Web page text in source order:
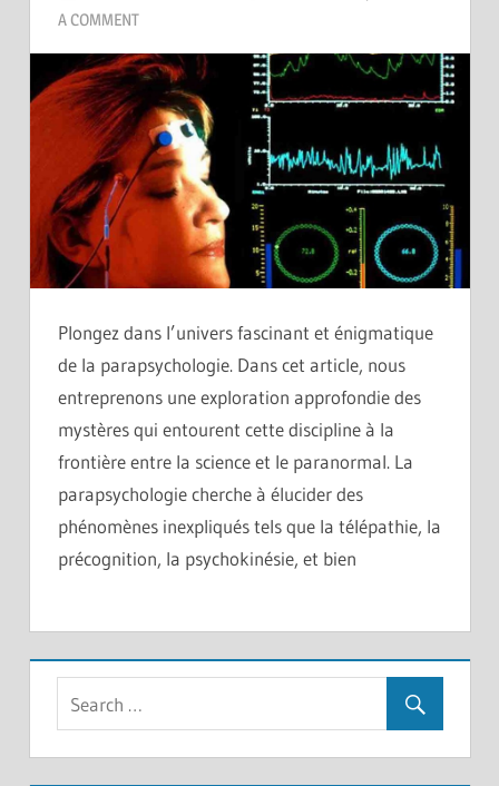
A COMMENT
Plongez dans l’univers fascinant et énigmatique
de la parapsychologie. Dans cet article, nous
entreprenons une exploration approfondie des
mystères qui entourent cette discipline à la
frontière entre la science et le paranormal. La
parapsychologie cherche à élucider des
phénomènes inexpliqués tels que la télépathie, la
précognition, la psychokinésie, et bien